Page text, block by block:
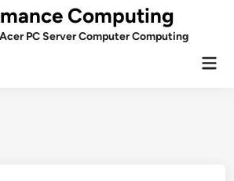
Computing
PC Server Computer Computing